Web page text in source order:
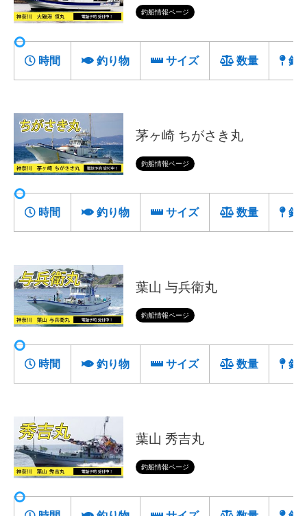
釣船情報ページ
時間 釣り物 サイズ 数量 釣
茅ヶ崎 ちがさき丸
釣船情報ページ
時間 釣り物 サイズ 数量 釣
葉山 与兵衛丸
釣船情報ページ
時間 釣り物 サイズ 数量 釣
葉山 秀吉丸
釣船情報ページ